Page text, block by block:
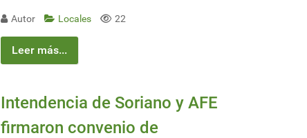
Autor Locales 22
Leer más...
Intendencia de Soriano y AFE
firmaron convenio de